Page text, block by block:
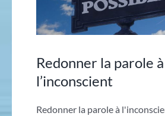
Redonner la parole à
l’inconscient
Redonner la parole à